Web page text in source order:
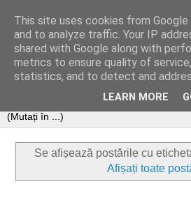
Se afișează postările cu
Afișați toate
This site uses cookies from
and to analyze traffic. Your IP
shared with Google along with
metrics to ensure quality of
statistics, and to detect and
LEARN MORE